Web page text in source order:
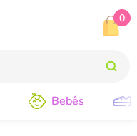
0
Bebês